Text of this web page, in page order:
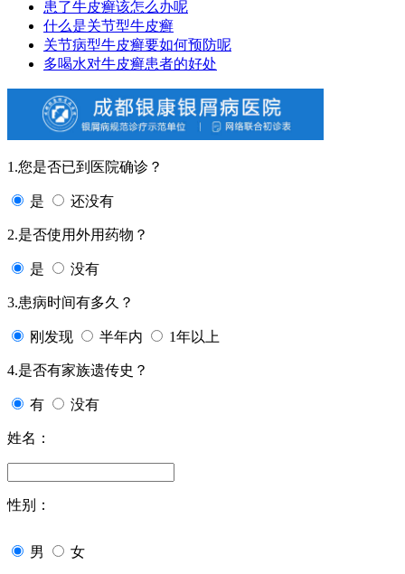
患了牛皮癣该怎么办呢
什么是关节型牛皮癣
关节病型牛皮癣要如何预防呢
多喝水对牛皮癣患者的好处
1.您是否已到医院确诊？
是 还没有
2.是否使用外用药物？
是 没有
3.患病时间有多久？
刚发现 半年内 1年以上
4.是否有家族遗传史？
有 没有
姓名：
性别：
男 女